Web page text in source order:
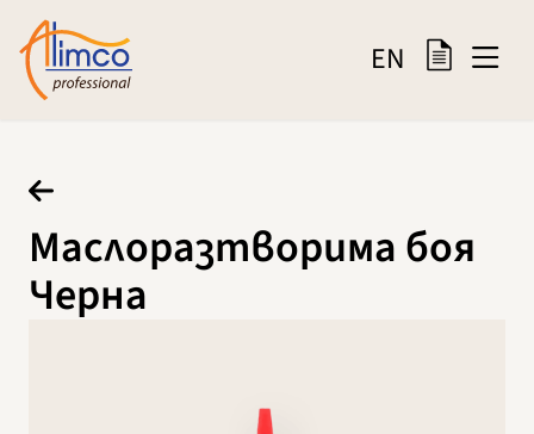
EN
Маслоразтворима боя
Черна